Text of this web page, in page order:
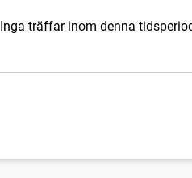
Inga träffar inom denna